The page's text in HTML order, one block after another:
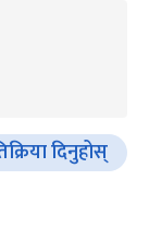
दिनुहोस्